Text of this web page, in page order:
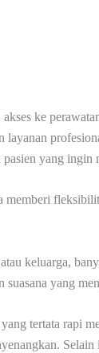
ke
yang
keluarga,
yang
tertata rapi